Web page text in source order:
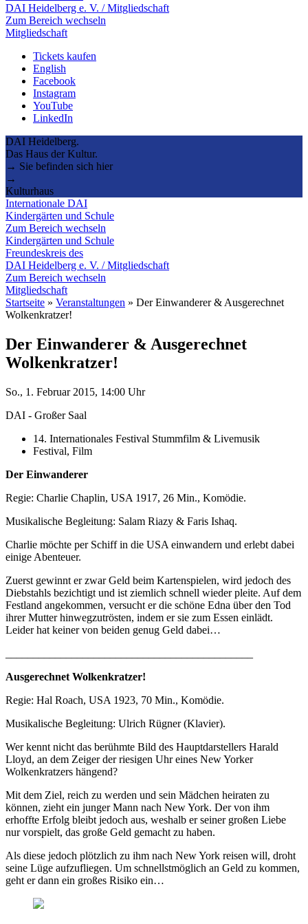
DAI Heidelberg e. V. / Mitgliedschaft
Zum Bereich wechseln
Mitgliedschaft
Tickets kaufen
English
Facebook
Instagram
YouTube
LinkedIn
DAI Heidelberg.
Das Haus der Kultur.
→ Sie befinden sich hier
→
Kulturhaus
Internationale DAI
Kindergärten und Schule
Zum Bereich wechseln
Kindergärten und Schule
Freundeskreis des
DAI Heidelberg e. V. / Mitgliedschaft
Zum Bereich wechseln
Mitgliedschaft
Startseite » Veranstaltungen » Der Einwanderer & Ausgerechnet
Wolkenkratzer!
Der Einwanderer & Ausgerechnet
Wolkenkratzer!
So., 1. Februar 2015, 14:00 Uhr
DAI - Großer Saal
14. Internationales Festival Stummfilm & Livemusik
Festival, Film
Der Einwanderer
Regie: Charlie Chaplin, USA 1917, 26 Min., Komödie.
Musikalische Begleitung: Salam Riazy & Faris Ishaq.
Charlie möchte per Schiff in die USA einwandern und erlebt dabei
einige Abenteuer.
Zuerst gewinnt er zwar Geld beim Kartenspielen, wird jedoch des
Diebstahls bezichtigt und ist ziemlich schnell wieder pleite. Auf dem
Festland angekommen, versucht er die schöne Edna über den Tod
ihrer Mutter hinwegzutrösten, indem er sie zum Essen einlädt.
Leider hat keiner von beiden genug Geld dabei…
Ausgerechnet Wolkenkratzer!
Regie: Hal Roach, USA 1923, 70 Min., Komödie.
Musikalische Begleitung: Ulrich Rügner (Klavier).
Wer kennt nicht das berühmte Bild des Hauptdarstellers Harald
Lloyd, an dem Zeiger der riesigen Uhr eines New Yorker
Wolkenkratzers hängend?
Mit dem Ziel, reich zu werden und sein Mädchen heiraten zu
können, zieht ein junger Mann nach New York. Der von ihm
erhoffte Erfolg bleibt jedoch aus, weshalb er seiner großen Liebe
nur vorspielt, das große Geld gemacht zu haben.
Als diese jedoch plötzlich zu ihm nach New York reisen will, droht
seine Lüge aufzufliegen. Um schnellstmöglich an Geld zu kommen,
geht er dann ein großes Risiko ein…